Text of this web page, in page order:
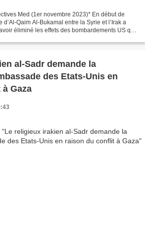
Med (1er novembre 2023)* En début de
Qaim Al-Bukamal entre la Syrie et l’Irak a
éliminé les effets des bombardements US qui
al-Sadr demande la
des Etats-Unis en
Gaza